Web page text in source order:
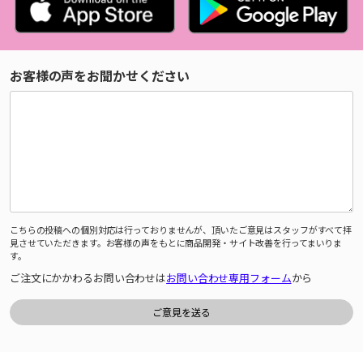
お客様の声をお聞かせください
こちらの投稿への個別対応は行っておりませんが、頂いたご意見はスタッフがすべて拝
見させていただきます。お客様の声をもとに商品開発・サイト改善を行ってまいりま
す。
ご注文にかかわるお問い合わせはお問い合わせ専用フォームから